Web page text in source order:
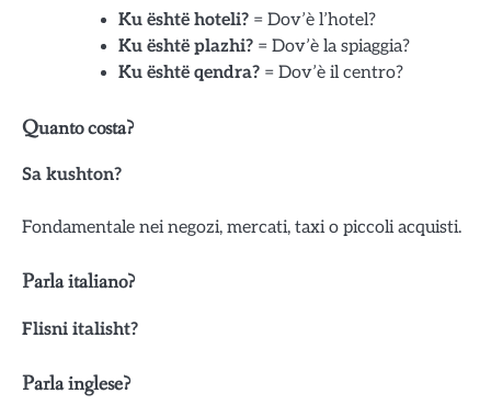
Ku është hoteli? = Dov’è l’hotel?
Ku është plazhi? = Dov’è la spiaggia?
Ku është qendra? = Dov’è il centro?
Quanto costa?
Sa kushton?
Fondamentale nei negozi, mercati, taxi o piccoli acquisti.
Parla italiano?
Flisni italisht?
Parla inglese?